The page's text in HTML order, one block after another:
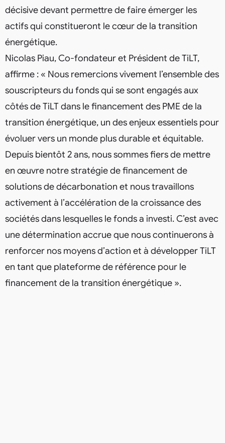
décisive devant permettre de faire émerger les
actifs qui constitueront le cœur de la transition
énergétique.
Nicolas Piau, Co-fondateur et Président de TiLT,
affirme : « Nous remercions vivement l’ensemble des
souscripteurs du fonds qui se sont engagés aux
côtés de TiLT dans le financement des PME de la
transition énergétique, un des enjeux essentiels pour
évoluer vers un monde plus durable et équitable.
Depuis bientôt 2 ans, nous sommes fiers de mettre
en œuvre notre stratégie de financement de
solutions de décarbonation et nous travaillons
activement à l’accélération de la croissance des
sociétés dans lesquelles le fonds a investi. C’est avec
une détermination accrue que nous continuerons à
renforcer nos moyens d’action et à développer TiLT
en tant que plateforme de référence pour le
financement de la transition énergétique ».